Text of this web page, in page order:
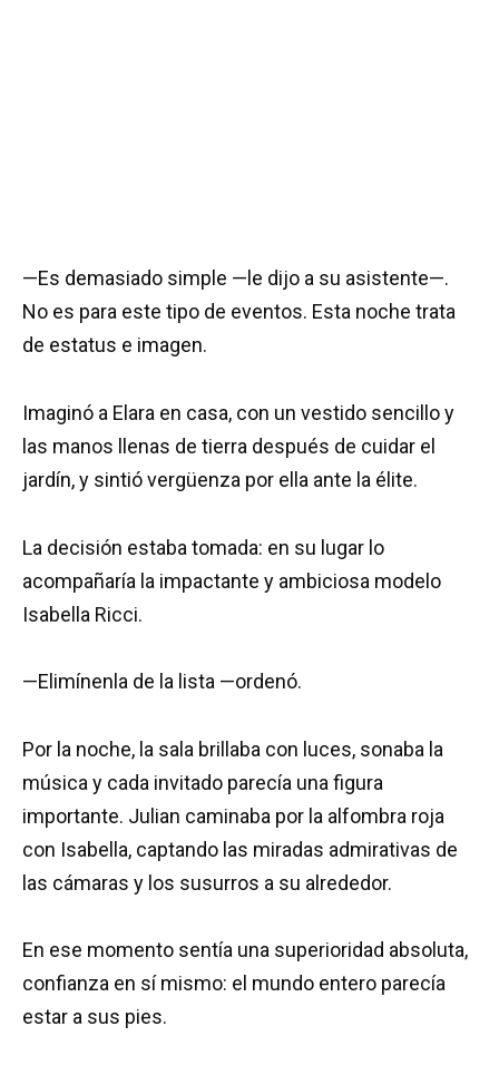
—Es demasiado simple —le dijo a su asistente—.
No es para este tipo de eventos. Esta noche trata
de estatus e imagen.
Imaginó a Elara en casa, con un vestido sencillo y
las manos llenas de tierra después de cuidar el
jardín, y sintió vergüenza por ella ante la élite.
La decisión estaba tomada: en su lugar lo
acompañaría la impactante y ambiciosa modelo
Isabella Ricci.
—Elimínenla de la lista —ordenó.
Por la noche, la sala brillaba con luces, sonaba la
música y cada invitado parecía una figura
importante. Julian caminaba por la alfombra roja
con Isabella, captando las miradas admirativas de
las cámaras y los susurros a su alrededor.
En ese momento sentía una superioridad absoluta,
confianza en sí mismo: el mundo entero parecía
estar a sus pies.